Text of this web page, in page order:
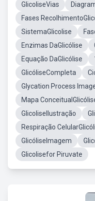
GlicoliseVias
Fases
SistemaGlicolise
Enzimas DaGlicólise
Equação DaGlicólise
GlicóliseCompleta
Glycation Process
Mapa
GlicoliseIlustração
Respiração
GlicóliseImagem
Glicolisefor Piruvate